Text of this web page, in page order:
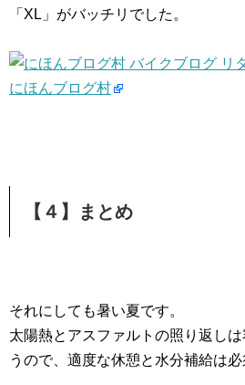
「XL」がバッチリでした。
にほんブログ村
【４】まとめ
それにしても暑い夏です。
太陽熱とアスファルトの照り返し
うので、適度な休憩と水分補給は必